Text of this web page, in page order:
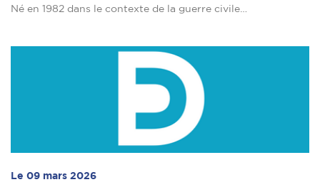
Né en 1982 dans le contexte de la guerre civile…
Le 09 mars 2026